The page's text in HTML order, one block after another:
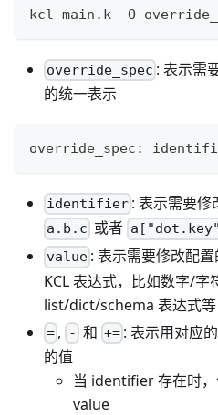
kcl main.k -O
override_spec : 表示需
的统一表示
override_spec:
identifier : 表示需要修
a.b.c 或者
value : 表示需要修改配
KCL 表达式，比如数字/字
list/dict/schema 表达式等
= , - 和 += : 表示用对应
的值
当 identifier 存在时
value